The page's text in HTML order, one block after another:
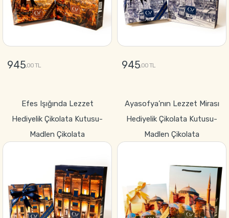
945,00 TL 945,00 TL
Efes Işığında Lezzet
Hediyelik Çikolata Kutusu-
Madlen Çikolata
Ayasofya’nın Lezzet Mirası
Hediyelik Çikolata Kutusu-
Madlen Çikolata